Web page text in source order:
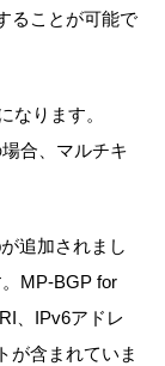
ることが可能で
なります。
合、マルチキ
追加されまし
MP-BGP for
、IPv6アドレ
が含まれていま